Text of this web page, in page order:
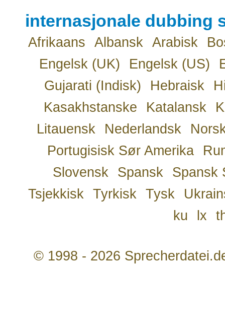
internasjonale dubbing
Afrikaans Albansk Arabisk
Engelsk (UK)
Engelsk (US)
Gujarati (Indisk)
Hebraisk
Kasakhstanske
Katalansk
Litauensk
Nederlandsk
Portugisisk Sør Amerika
Slovensk
Spansk
Spansk
Tsjekkisk
Tyrkisk Tysk
ku
lx
© 1998 - 2026